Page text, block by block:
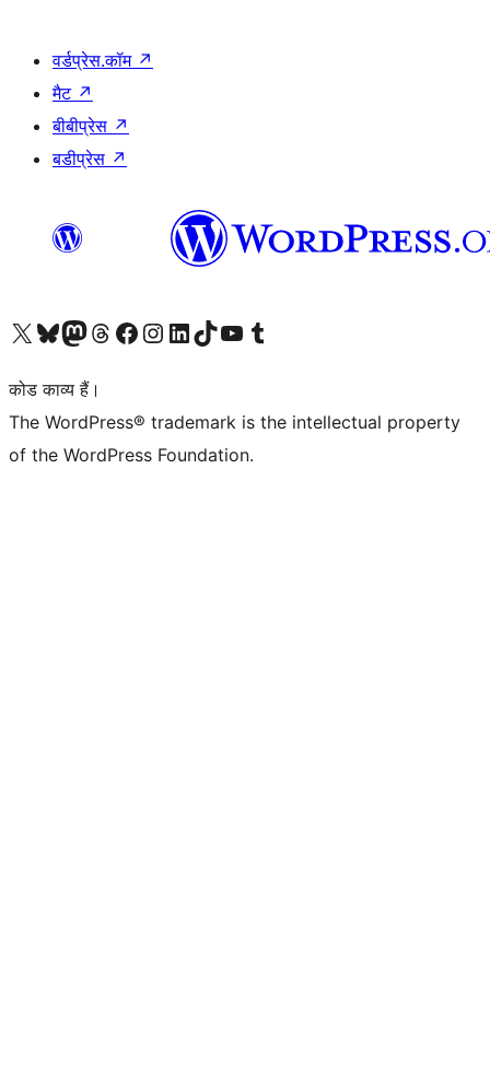
वर्डप्रेस.कॉम ↗
मैट ↗
बीबीप्रेस ↗
बडीप्रेस ↗
Visit our X (formerly Twitter) account
हमारे बलुस्की खाते पर जाएँVisit our Mastodon account
हमारे थ्रेड्स अकाउंट पर जाएंहमारे फेसबुक पेज पर जाएँहमारे इंस्टाग्राम अकाउंट पर जाएंहमारे लिंक्डइन खाते पर जाएँहमारे टिकटॉक खाते पर जाएँहमारे यूट्यूब चैनल पर जाएंहमारे Tumblr खाते पर जाएँ
कोड काव्य हैं।
The WordPress® trademark is the intellectual property
of the WordPress Foundation.